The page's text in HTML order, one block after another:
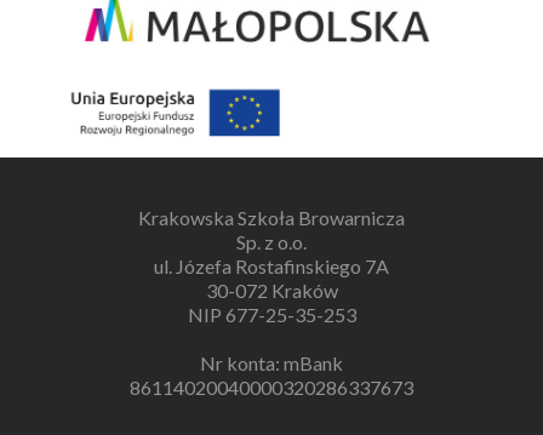
Krakowska Szkoła Browarnicza
Sp. z o.o.
ul. Józefa Rostafinskiego 7A
30-072 Kraków
NIP 677-25-35-253
Nr konta: mBank
86114020040000320286337673